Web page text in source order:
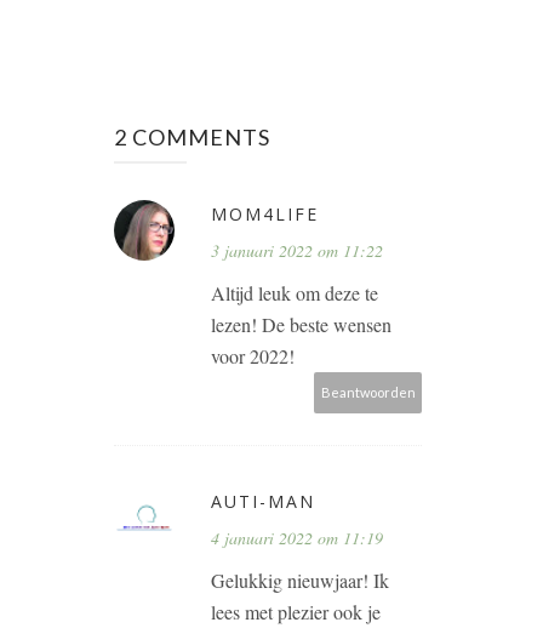
2 COMMENTS
MOM4LIFE
3 januari 2022 om 11:22
Altijd leuk om deze te
lezen! De beste wensen
voor 2022!
Beantwoorden
AUTI-MAN
4 januari 2022 om 11:19
Gelukkig nieuwjaar! Ik
lees met plezier ook je